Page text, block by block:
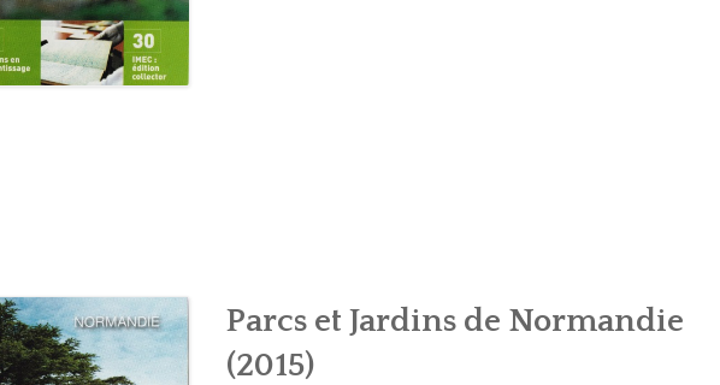
Parcs et Jardins de Normandie
(2015)